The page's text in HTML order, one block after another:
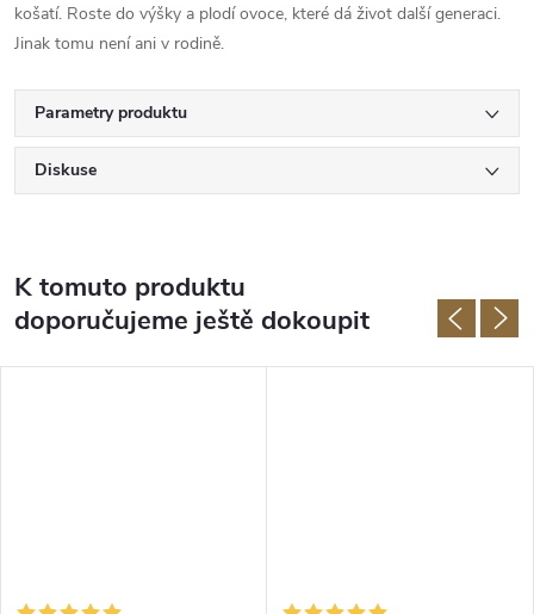
košatí. Roste do výšky a plodí ovoce, které dá život další generaci.
Jinak tomu není ani v rodině.
Parametry produktu
Diskuse
K tomuto produktu
doporučujeme ještě dokoupit